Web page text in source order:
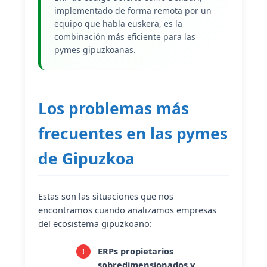
implementado de forma remota por un
equipo que habla euskera, es la
combinación más eficiente para las
pymes gipuzkoanas.
Los problemas más
frecuentes en las pymes
de Gipuzkoa
Estas son las situaciones que nos
encontramos cuando analizamos empresas
del ecosistema gipuzkoano:
ERPs propietarios